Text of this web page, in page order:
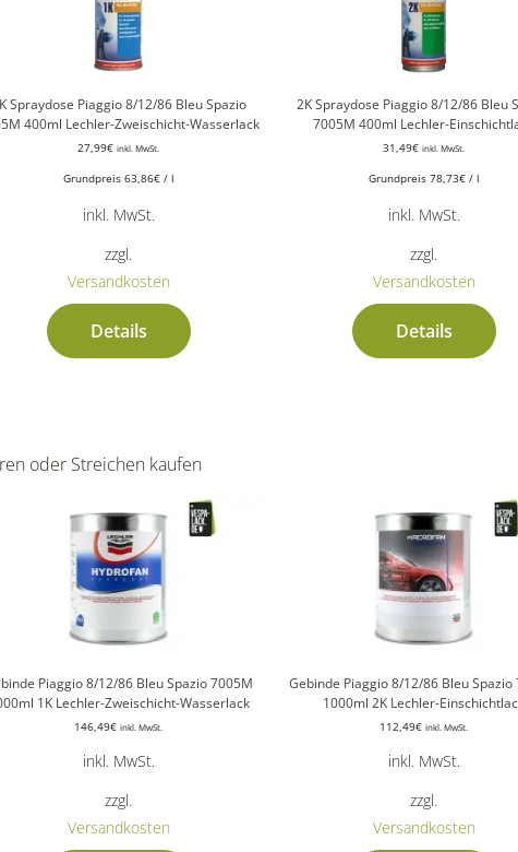
Spraydose Piaggio 8/12/86 Bleu Spazio
400ml Lechler-Zweischicht-Wasserlack
27,99€ inkl. MwSt.
Grundpreis 63,86€/ l
inkl. MwSt.
zzgl.
Versandkosten
Details
2K Spraydose Piaggio 8/12/86 Bleu
7005M 400ml Lechler-
31,49€ inkl. MwSt.
Grundpreis 78,73€/ l
inkl. MwSt.
zzgl.
Versandkosten
Details
oder Streichen kaufen
Piaggio 8/12/86 Bleu Spazio 7005M
1K Lechler-Zweischicht-Wasserlack
146,49€ inkl. MwSt.
inkl. MwSt.
zzgl.
Versandkosten
Gebinde Piaggio 8/12/86 Bleu Spazio
1000ml 2K Lechler-
112,49€ inkl. MwSt.
inkl. MwSt.
zzgl.
Versandkosten